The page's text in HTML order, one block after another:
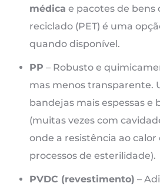
médica e pacotes de bens
reciclado (PET) é uma
quando disponível.
PP – Robusto e
mas menos transparente.
bandejas mais espessas e
(muitas vezes com
onde a resistência ao calor
processos de esterilidade).
PVDC (revestimento) –